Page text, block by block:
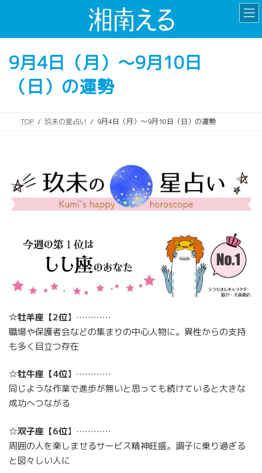
9月4日（月）～9月10日
（日）の運勢
TOP 玖未の星占い 9月4日（月）～9月10日（日）の運勢
☆牡羊座【2位】…………
職場や保護者会などの集まりの中心人物に。異性からの支持
も多く目立つ存在
☆牡牛座 【4位】…………
同じような作業で進歩が無いと思っても続けていると大きな
成功へつながる
☆双子座 【6位】…………
周囲の人を楽しませるサービス精神旺盛。調子に乗り過ぎる
と図々しい人に